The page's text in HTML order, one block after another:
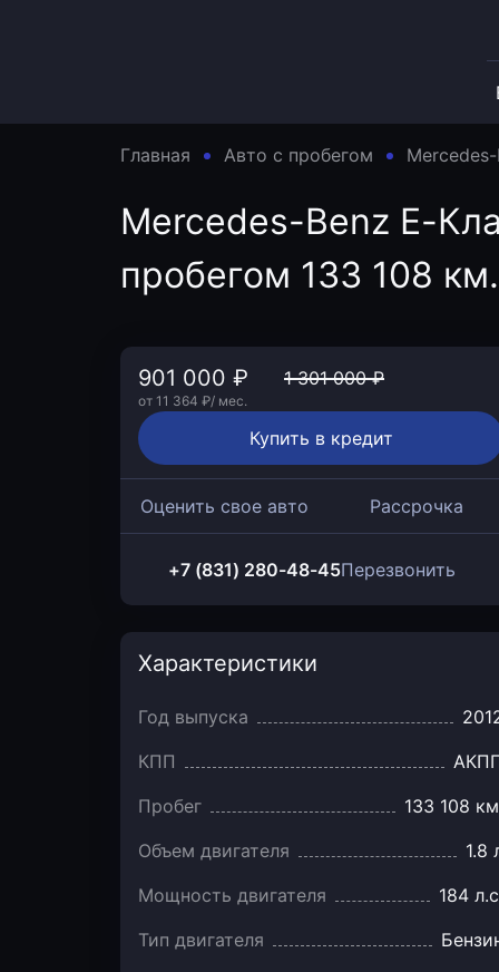
Главная Авто с пробегом
Mercedes-Benz E-
пробегом 133 108 км.
901 000 ₽ 1 301 000 ₽
от 11 364 ₽/ мес.
Купить в кредит
Оценить свое авто Рассрочка
+7 (831) 280-48-45Перезвонить
Характеристики
Год выпуска
КПП
Пробег
133 108
Объем двигателя
1.8
Мощность двигателя
184
Тип двигателя